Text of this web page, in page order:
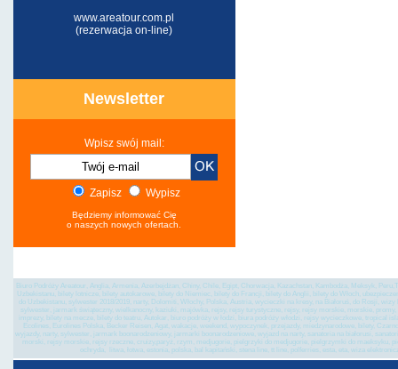
www.areatour.com.pl
(rezerwacja on-line)
Newsletter
Wpisz swój mail:
Zapisz Wypisz
Będziemy informować Cię
o naszych nowych ofertach.
Biuro Podróży Areatour, Anglia, Armenia, Azerbejdżan, Chiny, Chile, Egipt, Chorwacja, Kazachstan, Kambodża, Meksyk,
Uzbekistanu, bilety lotnicze, bilety autokarowe, bilety do Niemiec, bilety do Francji, bilety do Anglii, bilety do Włoch,
do Uzbekistanu, sylwester 2018/2019, narty, Dolomiti, Włochy, Polska, Austria, wycieczki na kresy, na Białoruś, do Rosji,
sylwester, jarmark świąteczny, wielkanocny, kaziuki, majówka, rejsy, rejsy turystyczne, rejsy, rejsy morskie, morskie,
imprezy, bilety na mecze, bilety do teatru, Autokar, biuro podróży w łodzi, biura podróży włodzi, rejsy wycieczkowe,
Ecolines, Eurolines Polska, Becker Reisen, Agat, wakacje, weekend, wypoczynek, przejazdy, miedzynarodowe, bilety,
wyjazdy, narty, sylwester, jarmark boonarodzeniowy, jarmarki boonarodzeniowe, wyjazd na narty, sanatoria na białorusi,
morski, rejsy morskie, rejsy rzeczne, cruizy,paryż, rzym, medjugorie, pielgrzyki do medjugorie, pielgrzymki do maeksyku,
ochryda, litwa, łotwa, estonia, polska, bal kapitański, stena line, tt line, polferries, esta, eta, wiza